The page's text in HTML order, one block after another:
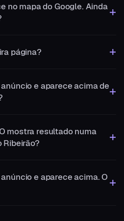
no mapa do Google. Ainda
página?
e aparece acima de
mostra resultado numa
e aparece acima. O